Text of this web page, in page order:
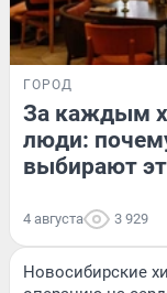
ГОРОД
За каждым
люди:
выбирают
4 августа 3 929
Новосибирские